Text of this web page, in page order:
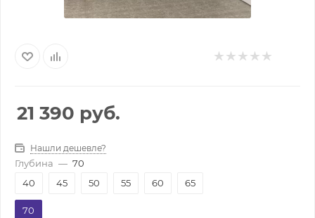
21 390 руб.
Нашли дешевле?
Глубина — 70
40
45 50 55 60 65
70